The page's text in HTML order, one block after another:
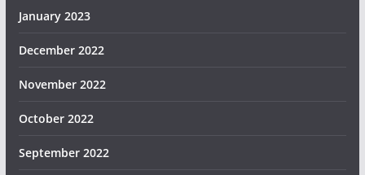
January 2023
December 2022
November 2022
October 2022
September 2022